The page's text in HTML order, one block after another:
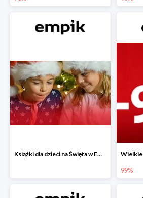
Książki dla dzieci na Święta w Empiku do -40%
99%